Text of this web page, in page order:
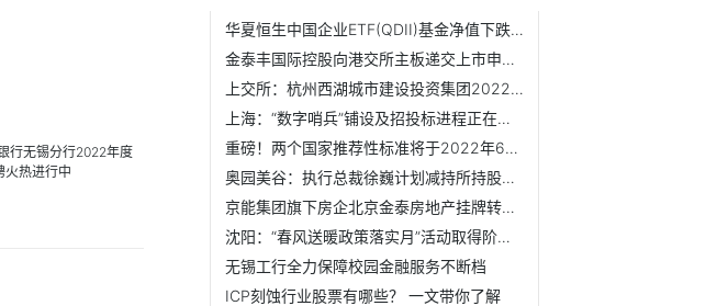
华夏恒生中国企业ETF(QDII)基金净值下跌2.61% 场内价格溢价率为0.85%
金泰丰国际控股向港交所主板递交上市申请 竤信为独家保荐人
上交所：杭州西湖城市建设投资集团2022年发行20亿元公司债
上海：“数字哨兵”铺设及招投标进程正在提速
重磅！两个国家推荐性标准将于2022年6月1日实施
奥园美谷：执行总裁徐巍计划减持所持股票的25%
京能集团旗下房企北京金泰房地产挂牌转让100%股权 转让价格未披露
沈阳：“春风送暖政策落实月”活动取得阶段性成效
无锡工行全力保障校园金融服务不断档
ICP刻蚀行业股票有哪些？ 一文带你了解